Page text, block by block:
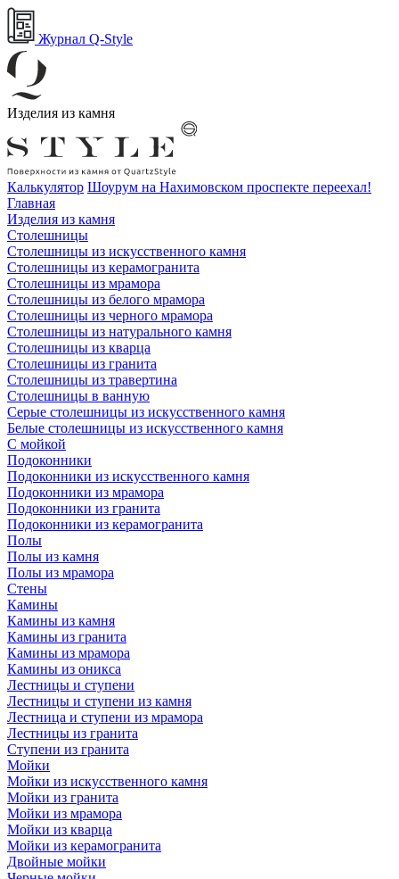
Журнал Q-Style
Изделия из камня
Калькулятор Шоурум на Нахимовском проспекте переехал!
Главная
Изделия из камня
Столешницы
Столешницы из искусственного камня
Столешницы из керамогранита
Столешницы из мрамора
Столешницы из белого мрамора
Столешницы из черного мрамора
Столешницы из натурального камня
Столешницы из кварца
Столешницы из гранита
Столешницы из травертина
Столешницы в ванную
Серые столешницы из искусственного камня
Белые столешницы из искусственного камня
С мойкой
Подоконники
Подоконники из искусственного камня
Подоконники из мрамора
Подоконники из гранита
Подоконники из керамогранита
Полы
Полы из камня
Полы из мрамора
Стены
Камины
Камины из камня
Камины из гранита
Камины из мрамора
Камины из оникса
Лестницы и ступени
Лестницы и ступени из камня
Лестница и ступени из мрамора
Лестницы из гранита
Ступени из гранита
Мойки
Мойки из искусственного камня
Мойки из гранита
Мойки из мрамора
Мойки из кварца
Мойки из керамогранита
Двойные мойки